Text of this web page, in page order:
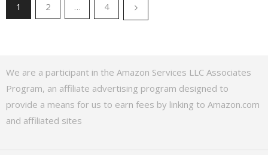
1 2 … 4
We are a participant in the Amazon Services LLC Associates
Program, an affiliate advertising program designed to
provide a means for us to earn fees by linking to Amazon.com
and affiliated sites